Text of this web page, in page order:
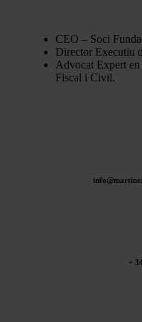
CEO – Soci
Director Executiu
Advocat Expert
Fiscal i Civil.
+